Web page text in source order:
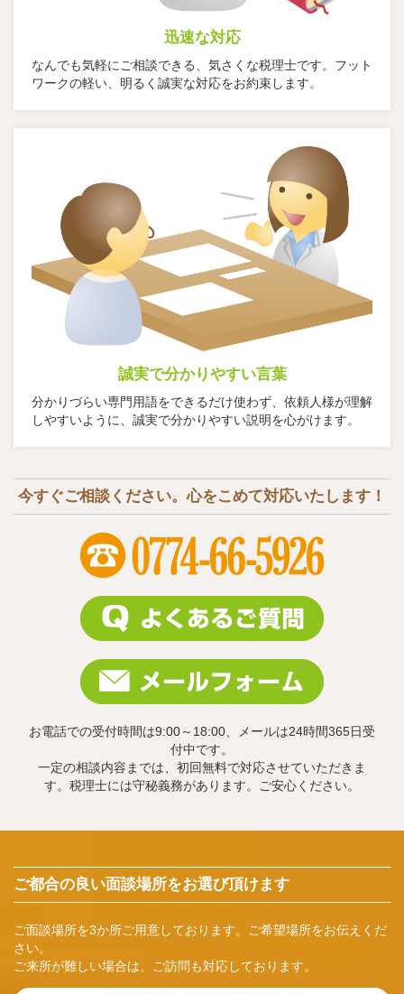
迅速な対応
なんでも気軽にご相談できる、気さくな税理士です。フット
ワークの軽い、明るく誠実な対応をお約束します。
誠実で分かりやすい言葉
分かりづらい専門用語をできるだけ使わず、依頼人様が理解
しやすいように、誠実で分かりやすい説明を心がけます。
今すぐご相談ください。心をこめて対応いたします！
お電話での受付時間は9:00～18:00、メールは24時間365日受
付中です。
一定の相談内容までは、初回無料で対応させていただきま
す。税理士には守秘義務があります。ご安心ください。
ご都合の良い面談場所をお選び頂けます
ご面談場所を3か所ご用意しております。ご希望場所をお伝えくだ
さい。
ご来所が難しい場合は、ご訪問も対応しております。